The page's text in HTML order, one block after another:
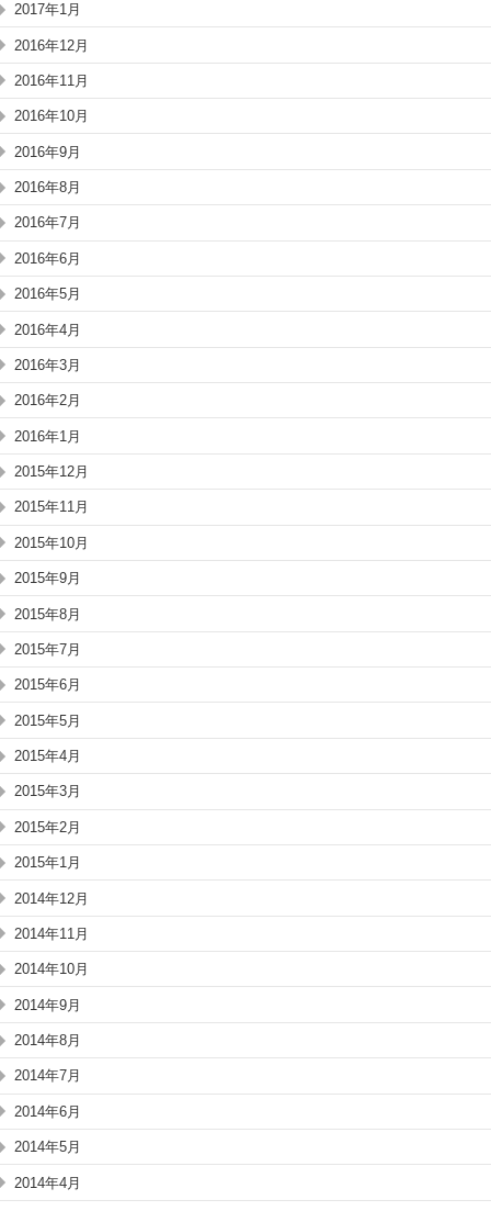
2017年1月
2016年12月
2016年11月
2016年10月
2016年9月
2016年8月
2016年7月
2016年6月
2016年5月
2016年4月
2016年3月
2016年2月
2016年1月
2015年12月
2015年11月
2015年10月
2015年9月
2015年8月
2015年7月
2015年6月
2015年5月
2015年4月
2015年3月
2015年2月
2015年1月
2014年12月
2014年11月
2014年10月
2014年9月
2014年8月
2014年7月
2014年6月
2014年5月
2014年4月